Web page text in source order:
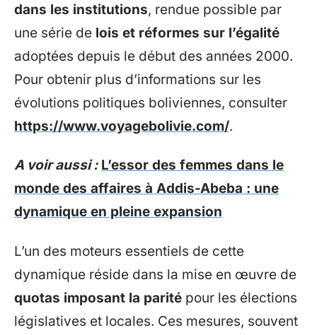
dans les institutions, rendue possible par
une série de lois et réformes sur l’égalité
adoptées depuis le début des années 2000.
Pour obtenir plus d’informations sur les
évolutions politiques boliviennes, consulter
https://www.voyagebolivie.com/.
A voir aussi : L’essor des femmes dans le
monde des affaires à Addis-Abeba : une
dynamique en pleine expansion
L’un des moteurs essentiels de cette
dynamique réside dans la mise en œuvre de
quotas imposant la parité pour les élections
législatives et locales. Ces mesures, souvent